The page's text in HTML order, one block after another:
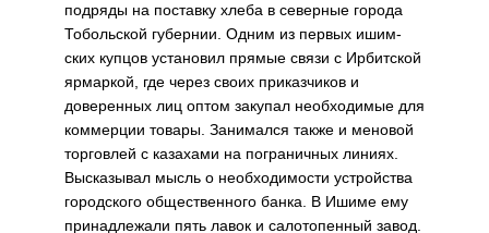
подряды на поставку хле­ба в северные города
Тобольской губернии. Одним из первых ишим­
ских купцов установил прямые свя­зи с Ирбитской
ярмаркой, где через своих приказчиков и
доверенных лиц оптом закупал необходимые для
коммерции товары. Занимался также и меновой
торговлей с каза­хами на пограничных линиях.
Вы­сказывал мысль о необходимости устройства
городского обществен­ного банка. В Ишиме ему
принад­лежали пять лавок и салотопенный завод.